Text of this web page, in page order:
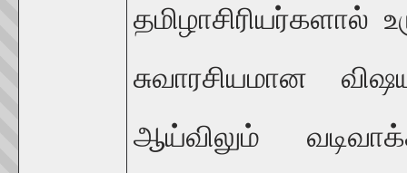
தமிழாசிரியர்களால்
சுவாரசியமான
ஆய்விலும்